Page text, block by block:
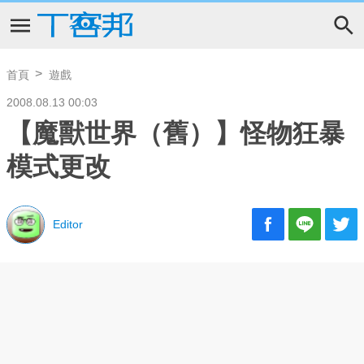
首頁 遊戲
2008.08.13 00:03
【魔獸世界（舊）】怪物狂暴
模式更改
Editor